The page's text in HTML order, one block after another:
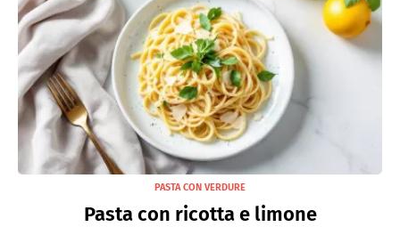
PASTA CON VERDURE
Pasta con ricotta e limone